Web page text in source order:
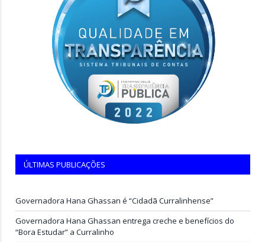
ÚLTIMAS PUBLICAÇÕES
Governadora Hana Ghassan é “Cidadã Curralinhense”
Governadora Hana Ghassan entrega creche e benefícios do
“Bora Estudar” a Curralinho